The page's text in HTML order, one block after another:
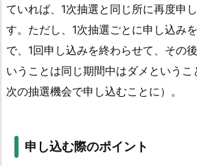
ていれば、1次抽選と同じ所に再度申
す。ただし、1次抽選ごとに申し込み
で、1回申し込みを終わらせて、その
いうことは同じ期間中はダメという
次の抽選機会で申し込むことに）。
申し込む際のポイント